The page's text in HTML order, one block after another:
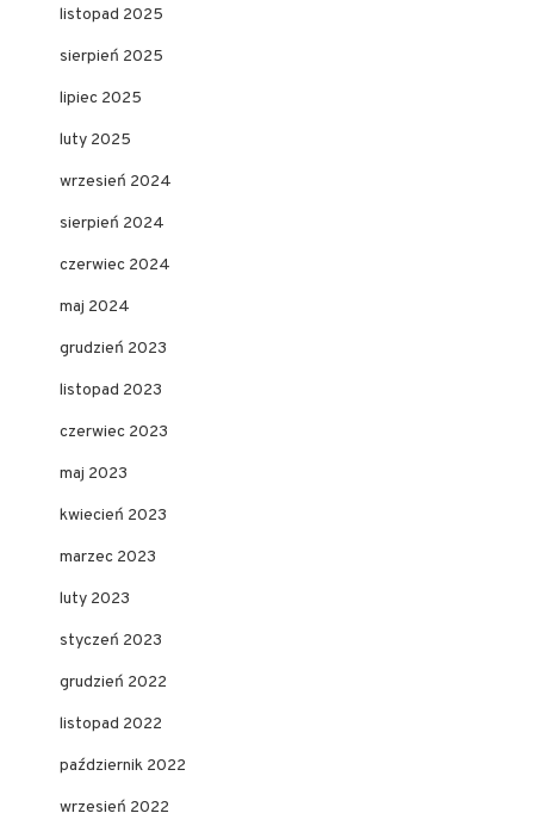
listopad 2025
sierpień 2025
lipiec 2025
luty 2025
wrzesień 2024
sierpień 2024
czerwiec 2024
maj 2024
grudzień 2023
listopad 2023
czerwiec 2023
maj 2023
kwiecień 2023
marzec 2023
luty 2023
styczeń 2023
grudzień 2022
listopad 2022
październik 2022
wrzesień 2022